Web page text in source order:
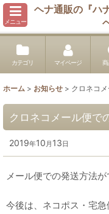
メニュー
ヘナ通販の『ハ
カテゴリ マイページ 商
ホーム > お知らせ > クロネコ
クロネコメール便で
2019年10 月 13日
メール便での発送方法が
今後は、ネコポス・宅急